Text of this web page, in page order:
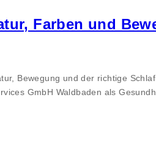
Farben und
Bewegung und der richtige
GmbH Waldbaden als